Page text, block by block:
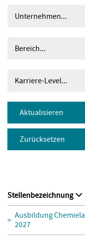
Unternehmen...
Bereich...
Karriere-Level...
Aktualisieren
Zurücksetzen
Stellenbezeichnung
Ausbildung
2027